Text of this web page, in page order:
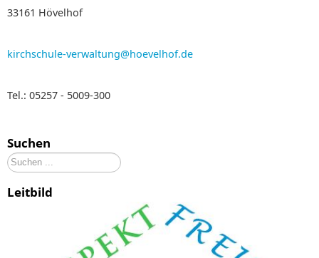
33161 Hövelhof
kirchschule-verwaltung@hoevelhof.de
Tel.: 05257 - 5009-300
Suchen
Suchen
...
Leitbild